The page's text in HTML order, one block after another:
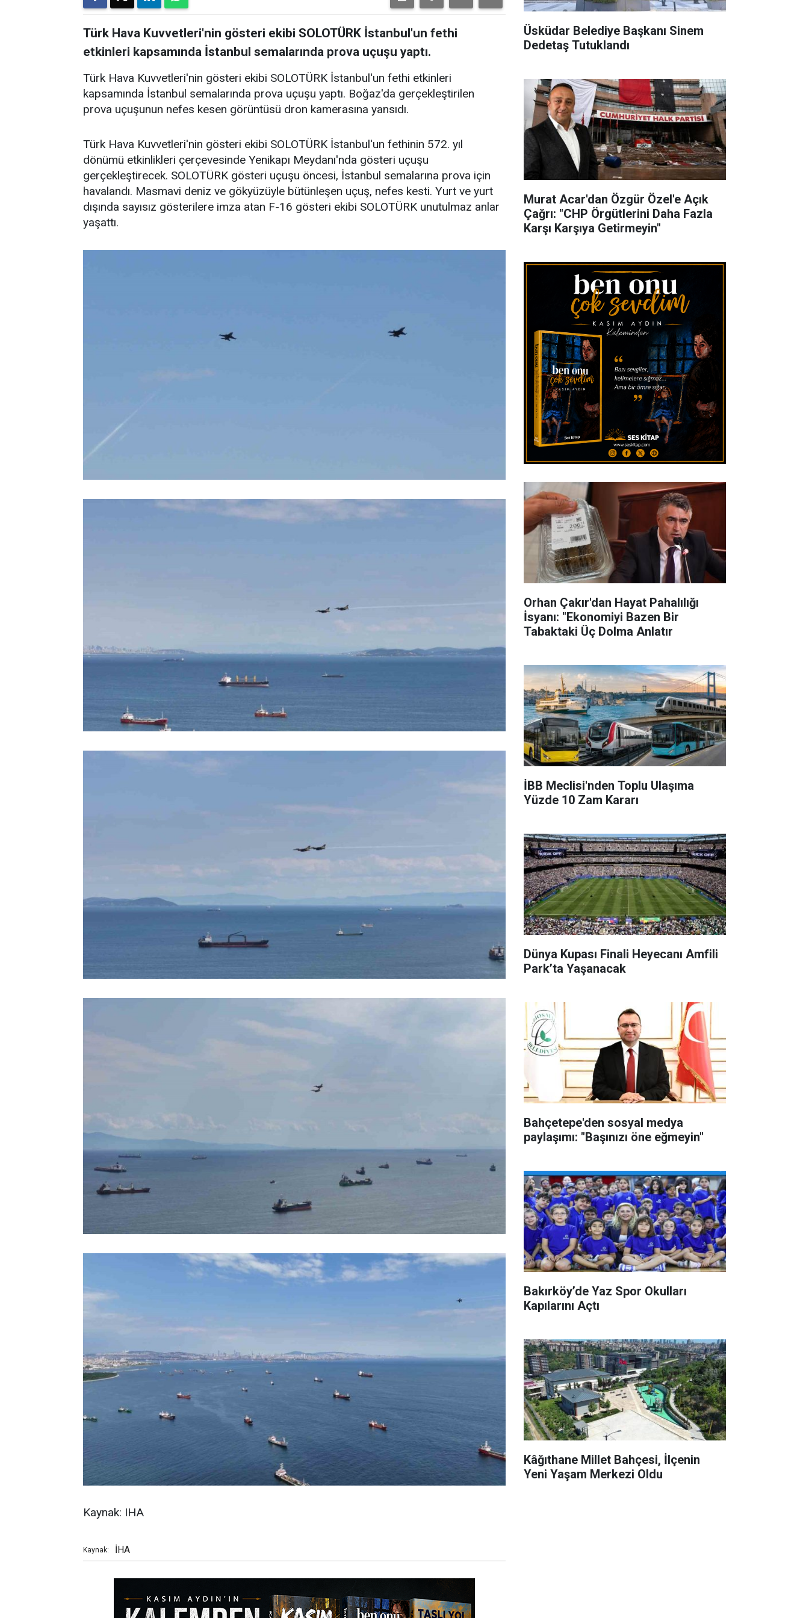
Türk Hava Kuvvetleri'nin gösteri ekibi SOLOTÜRK İstanbul'un fethi
etkinleri kapsamında İstanbul semalarında prova uçuşu yaptı.
Türk Hava Kuvvetleri'nin gösteri ekibi SOLOTÜRK İstanbul'un fethi etkinleri
kapsamında İstanbul semalarında prova uçuşu yaptı. Boğaz'da gerçekleştirilen
prova uçuşunun nefes kesen görüntüsü dron kamerasına yansıdı.
Türk Hava Kuvvetleri'nin gösteri ekibi SOLOTÜRK İstanbul'un fethinin 572. yıl
dönümü etkinlikleri çerçevesinde Yenikapı Meydanı'nda gösteri uçuşu
gerçekleştirecek. SOLOTÜRK gösteri uçuşu öncesi, İstanbul semalarına prova için
havalandı. Masmavi deniz ve gökyüzüyle bütünleşen uçuş, nefes kesti. Yurt ve yurt
dışında sayısız gösterilere imza atan F-16 gösteri ekibi SOLOTÜRK unutulmaz anlar
yaşattı.
Kaynak: IHA
Kaynak: İHA
Üsküdar Belediye Başkanı Sinem
Dedetaş Tutuklandı
Murat Acar'dan Özgür Özel'e Açık
Çağrı: "CHP Örgütlerini Daha Fazla
Karşı Karşıya Getirmeyin"
Orhan Çakır'dan Hayat Pahalılığı
İsyanı: "Ekonomiyi Bazen Bir
Tabaktaki Üç Dolma Anlatır
İBB Meclisi'nden Toplu Ulaşıma
Yüzde 10 Zam Kararı
Dünya Kupası Finali Heyecanı Amfili
Park’ta Yaşanacak
Bahçetepe'den sosyal medya
paylaşımı: "Başınızı öne eğmeyin"
Bakırköy’de Yaz Spor Okulları
Kapılarını Açtı
Kâğıthane Millet Bahçesi, İlçenin
Yeni Yaşam Merkezi Oldu